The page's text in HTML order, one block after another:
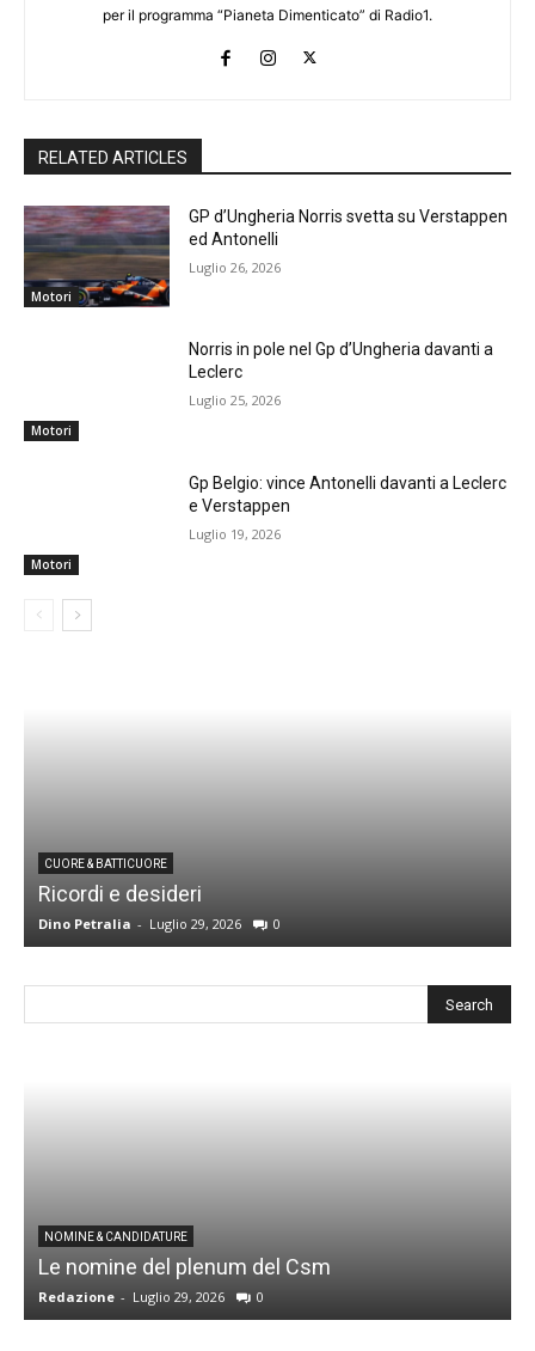
per il programma “Pianeta Dimenticato” di Radio1.
RELATED ARTICLES
Motori
GP d’Ungheria Norris svetta su Verstappen
ed Antonelli
Luglio 26, 2026
Motori
Norris in pole nel Gp d’Ungheria davanti a
Leclerc
Luglio 25, 2026
Motori
Gp Belgio: vince Antonelli davanti a Leclerc
e Verstappen
Luglio 19, 2026
CUORE & BATTICUORE
Ricordi e desideri
Dino Petralia - Luglio 29, 2026 0
NOMINE & CANDIDATURE
Le nomine del plenum del Csm
Redazione - Luglio 29, 2026 0